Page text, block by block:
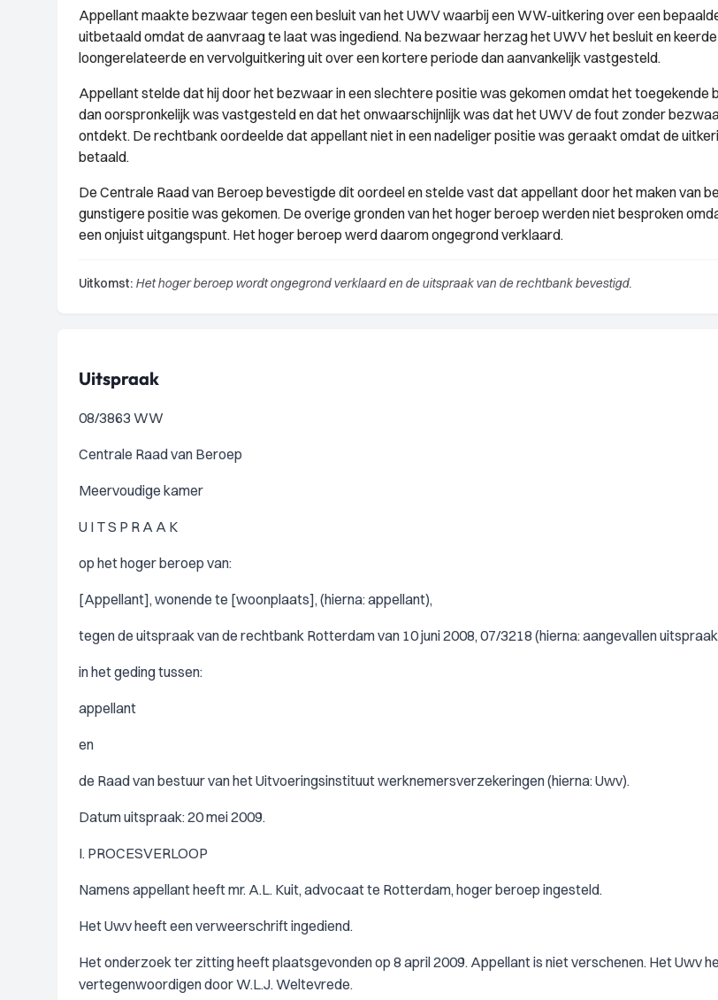
Appellant maakte bezwaar tegen een besluit van het UWV waarbij een WW-uitkering over een
uitbetaald omdat de aanvraag te laat was ingediend. Na bezwaar herzag het UWV het besluit en
loongerelateerde en vervolguitkering uit over een kortere periode dan aanvankelijk vastgesteld.
Appellant stelde dat hij door het bezwaar in een slechtere positie was gekomen omdat het toegekende
dan oorspronkelijk was vastgesteld en dat het onwaarschijnlijk was dat het UWV de fout zonder
ontdekt. De rechtbank oordeelde dat appellant niet in een nadeliger positie was geraakt omdat de
betaald.
De Centrale Raad van Beroep bevestigde dit oordeel en stelde vast dat appellant door het maken van
gunstigere positie was gekomen. De overige gronden van het hoger beroep werden niet besproken
een onjuist uitgangspunt. Het hoger beroep werd daarom ongegrond verklaard.
Uitkomst: Het hoger beroep wordt ongegrond verklaard en de uitspraak van de rechtbank bevestigd.
Uitspraak
08/3863 WW
Centrale Raad van Beroep
Meervoudige kamer
U I T S P R A A K
op het hoger beroep van:
[Appellant], wonende te [woonplaats], (hierna: appellant),
tegen de uitspraak van de rechtbank Rotterdam van 10 juni 2008, 07/3218 (hierna: aangevallen
in het geding tussen:
appellant
en
de Raad van bestuur van het Uitvoeringsinstituut werknemersverzekeringen (hierna: Uwv).
Datum uitspraak: 20 mei 2009.
I. PROCESVERLOOP
Namens appellant heeft mr. A.L. Kuit, advocaat te Rotterdam, hoger beroep ingesteld.
Het Uwv heeft een verweerschrift ingediend.
Het onderzoek ter zitting heeft plaatsgevonden op 8 april 2009. Appellant is niet verschenen. Het Uwv
vertegenwoordigen door W.L.J. Weltevrede.